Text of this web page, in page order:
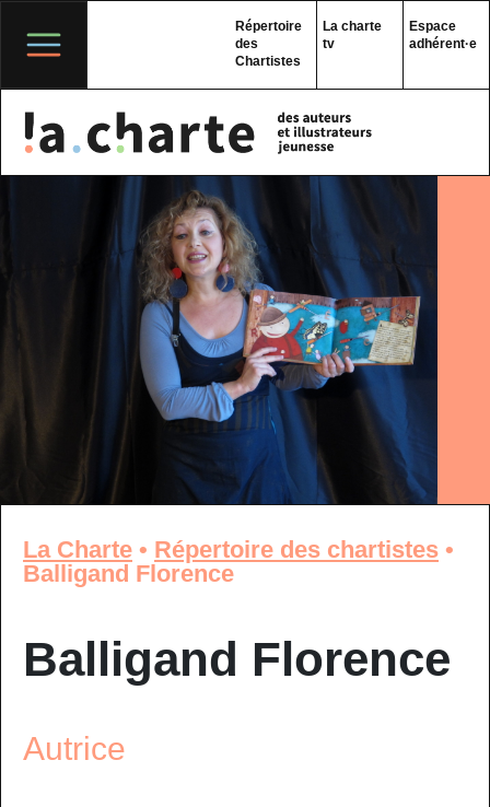
content
Répertoire
des
Chartistes
La charte
tv
Espace
adhérent·e
La Charte • Répertoire des chartistes •
Balligand Florence
Balligand Florence
Autrice